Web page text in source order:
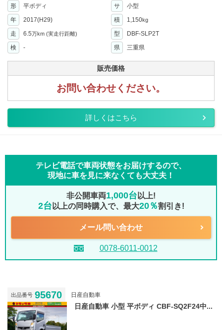
形 平ボディ サ
小型
年
2017(H29) 積 1,150kg
走 6.5万km (実走行距離) 型
DBF-SLP2T
検
- 県 三重県
販売価格
お問い合わせください。
詳しくはこちら
テレビ電話で車両状態をお届けするので、
現地に車を見に来なくても大丈夫！
非公開車両1,000台 以上!
2台 以上の同時購入で、最大20％割引き!
メール問い合わせ
0078-6011-0012
出品番号 95670 日産自動車
日産自動車 小型 平ボディ CBF-SQ2F24中...